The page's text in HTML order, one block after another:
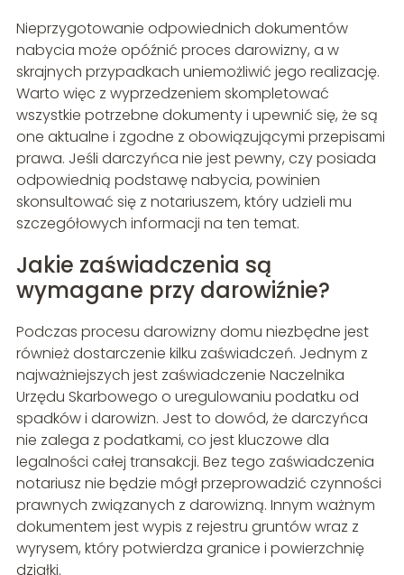
Nieprzygotowanie odpowiednich dokumentów
nabycia może opóźnić proces darowizny, a w
skrajnych przypadkach uniemożliwić jego realizację.
Warto więc z wyprzedzeniem skompletować
wszystkie potrzebne dokumenty i upewnić się, że są
one aktualne i zgodne z obowiązującymi przepisami
prawa. Jeśli darczyńca nie jest pewny, czy posiada
odpowiednią podstawę nabycia, powinien
skonsultować się z notariuszem, który udzieli mu
szczegółowych informacji na ten temat.
Jakie zaświadczenia są
wymagane przy darowiźnie?
Podczas procesu darowizny domu niezbędne jest
również dostarczenie kilku zaświadczeń. Jednym z
najważniejszych jest zaświadczenie Naczelnika
Urzędu Skarbowego o uregulowaniu podatku od
spadków i darowizn. Jest to dowód, że darczyńca
nie zalega z podatkami, co jest kluczowe dla
legalności całej transakcji. Bez tego zaświadczenia
notariusz nie będzie mógł przeprowadzić czynności
prawnych związanych z darowizną. Innym ważnym
dokumentem jest wypis z rejestru gruntów wraz z
wyrysem, który potwierdza granice i powierzchnię
działki.